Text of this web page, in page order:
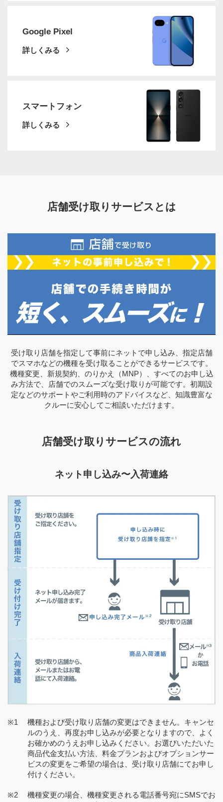
Google Pixel
詳しくみる
スマートフォン
詳しくみる
店舗受け取りサービスとは
受け取り店舗を指定して事前にネットで申し込み、指定店舗
でスマホなどの機種を受け取ることができるサービスです。
機種変更、新規契約、のりかえ（MNP）、すべてのお申し込
み方法で、店舗でのスムーズな受け取りが可能です。初期設
定などのサポートやご利用時のアドバイスなど、知識豊富な
クルーに安心してご相談いただけます。
店舗受け取りサービスの流れ
ネット申し込み〜入荷連絡
機種および受け取り店舗の変更はできません。キャンセ
ルのうえ、再度お申し込みが必要となりますので、よく
お確かめのうえお申し込みください。お選びいただいた
商品代金支払い方法、料金プランおよびオプションサー
ビスの変更をご希望の場合は、受け取り店舗にてお申し
付けください。
機種変更の場合、機種変更される電話番号宛にSMSでお